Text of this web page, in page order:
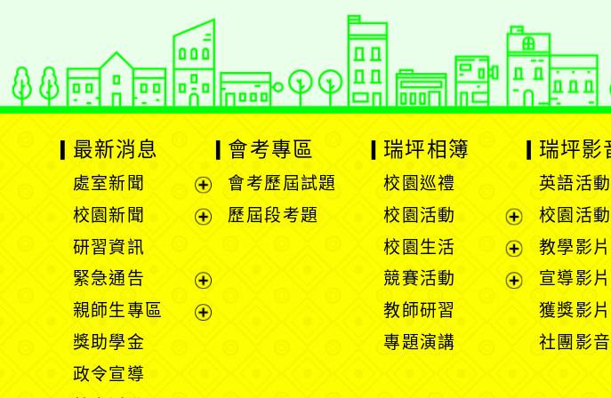
最新消息
處室新聞
展
開
單
校園新聞
選
單
研習資訊
緊急通告
展
親師生專區
獎助學金
政令宣導
會考專區
會考歷屆試題
歷屆段考題
瑞坪相簿
校園巡禮
校園活動
展
開
選
校園生活
展
競賽活動
教師研習
專題演講
瑞坪影
英語活動
校園活動
教學影片
宣導影片
獲獎影片
社團影音